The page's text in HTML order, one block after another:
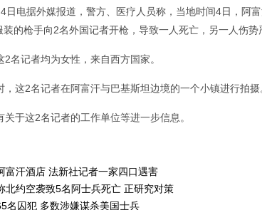
日电据外媒报道，警方、医疗人员称，当地时间4日，阿
的枪手向2名外国记者开枪，导致一人死亡，另一人伤势
2名记者均为女性，来自西方国家。
，这2名记者在阿富汗与巴基斯坦边境的一个小镇进行拍摄
关于这2名记者的工作单位等进一步信息。
富汗酒店 法新社记者一家四口遇害
北约空袭致5名阿士兵死亡 正研究对策
名囚犯 多数涉嫌谋杀美国士兵